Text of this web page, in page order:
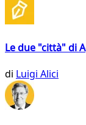
Le due "città" di
di Luigi Alici